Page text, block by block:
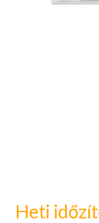
Heti